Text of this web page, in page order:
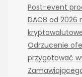
Post-event
DAC8 od 2026
Odrzucenie
przygotować